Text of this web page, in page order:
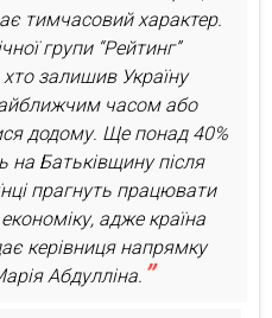
тимчасовий характер.
групи “Рейтинг”
залишив Україну
часом або
додому. Ще понад 40%
на Батьківщину після
прагнуть працювати
адже країна
керівниця напрямку
Абдулліна.